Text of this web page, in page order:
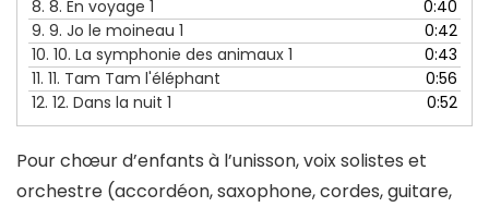
8. 8. En voyage 1
0:40
9. 9. Jo le moineau 1
0:42
10. 10. La symphonie des animaux 1
0:43
11. 11. Tam Tam l'éléphant
0:56
12. 12. Dans la nuit 1 0:52
Pour chœur d’enfants à l’unisson, voix solistes et
orchestre (accordéon, saxophone, cordes, guitare,